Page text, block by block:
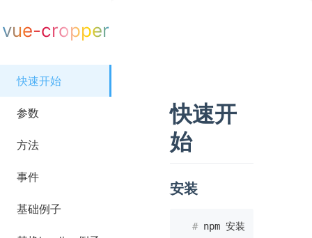
vue-cropper
快速开始
参数
方法
事件
基础例子
快速开
始
安装
  #
npm 安装